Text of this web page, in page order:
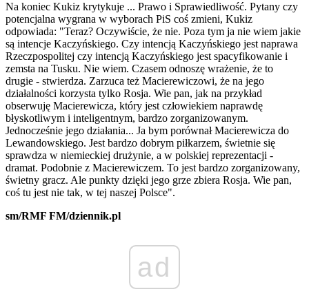
Na koniec Kukiz krytykuje ... Prawo i Sprawiedliwość. Pytany czy
potencjalna wygrana w wyborach PiS coś zmieni, Kukiz
odpowiada: "Teraz? Oczywiście, że nie. Poza tym ja nie wiem jakie
są intencje Kaczyńskiego. Czy intencją Kaczyńskiego jest naprawa
Rzeczpospolitej czy intencją Kaczyńskiego jest spacyfikowanie i
zemsta na Tusku. Nie wiem. Czasem odnoszę wrażenie, że to
drugie - stwierdza. Zarzuca też Macierewiczowi, że na jego
działalności korzysta tylko Rosja. Wie pan, jak na przykład
obserwuję Macierewicza, który jest człowiekiem naprawdę
błyskotliwym i inteligentnym, bardzo zorganizowanym.
Jednocześnie jego działania... Ja bym porównał Macierewicza do
Lewandowskiego. Jest bardzo dobrym piłkarzem, świetnie się
sprawdza w niemieckiej drużynie, a w polskiej reprezentacji -
dramat. Podobnie z Macierewiczem. To jest bardzo zorganizowany,
świetny gracz. Ale punkty dzięki jego grze zbiera Rosja. Wie pan,
coś tu jest nie tak, w tej naszej Polsce".
sm/RMF FM/dziennik.pl
ad